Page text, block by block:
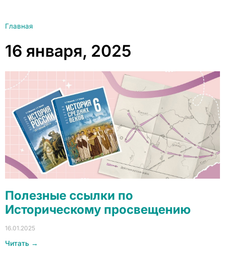
Главная
16 января, 2025
Полезные ссылки по
Историческому просвещению
16.01.2025
Читать →